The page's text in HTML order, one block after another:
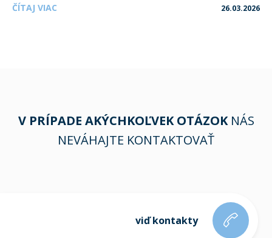
ČÍTAJ VIAC 26.03.2026
V PRÍPADE AKÝCHKOĽVEK OTÁZOKNÁS
NEVÁHAJTE KONTAKTOVAŤ
viď kontakty